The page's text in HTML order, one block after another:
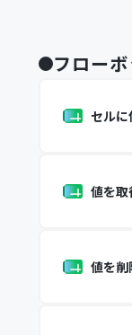
フロー
セルに
値を取
値を削